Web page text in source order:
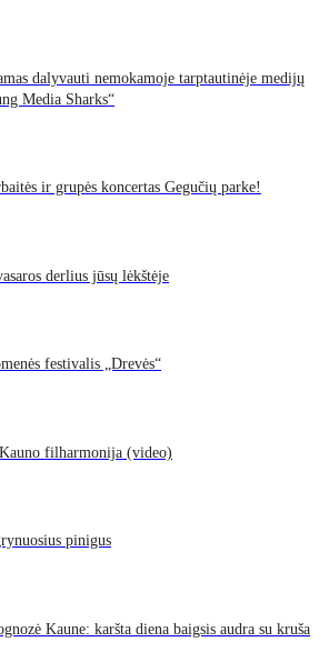
dalyvauti nemokamoje tarptautinėje medijų
Media Sharks“
ir grupės koncertas Gegučių parke!
derlius jūsų lėkštėje
festivalis „Drevės“
filharmonija (video)
pinigus
Kaune: karšta diena baigsis audra su kruša